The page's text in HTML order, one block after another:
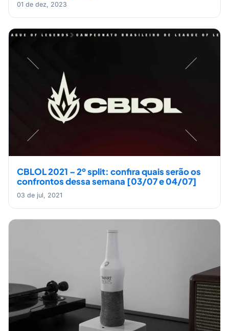
01 de dez, 2023
CBLOL 2021 – 2º split: confira quais serão os
confrontos dessa semana [03/07 e 04/07]
03 de jul, 2021